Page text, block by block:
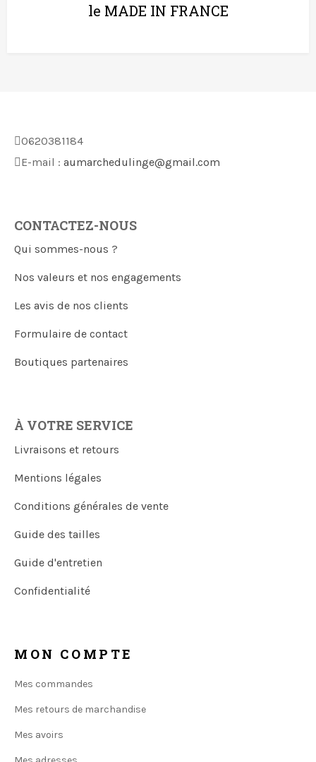
le MADE IN FRANCE
0620381184
E-mail : aumarchedulinge@gmail.com
CONTACTEZ-NOUS
Qui sommes-nous ?
Nos valeurs et nos engagements
Les avis de nos clients
Formulaire de contact
Boutiques partenaires
À VOTRE SERVICE
Livraisons et retours
Mentions légales
Conditions générales de vente
Guide des tailles
Guide d'entretien
Confidentialité
MON COMPTE
Mes commandes
Mes retours de marchandise
Mes avoirs